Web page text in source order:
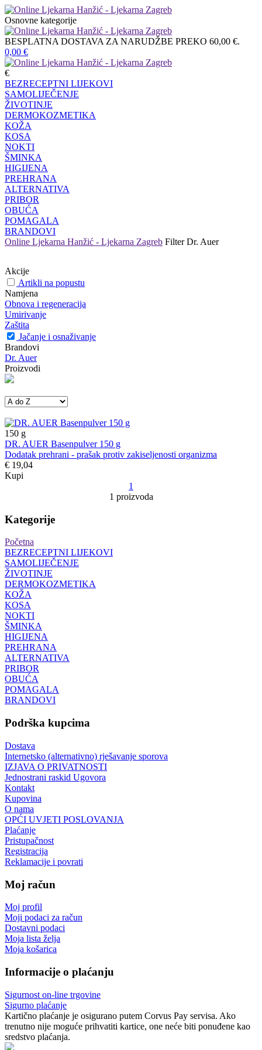
Osnovne kategorije
BESPLATNA DOSTAVA ZA NARUDŽBE PREKO 60,00 €.
0,00 €
€
BEZRECEPTNI LIJEKOVI
SAMOLIJEČENJE
ŽIVOTINJE
DERMOKOZMETIKA
KOŽA
KOSA
NOKTI
ŠMINKA
HIGIJENA
PREHRANA
ALTERNATIVA
PRIBOR
OBUĆA
POMAGALA
BRANDOVI
Online Ljekarna Hanžić - Ljekarna Zagreb Filter Dr. Auer
Akcije
Artikli na popustu
Namjena
Obnova i regeneracija
Umirivanje
Zaštita
Jačanje i osnaživanje
Brandovi
Dr. Auer
Proizvodi
150 g
DR. AUER Basenpulver 150 g
Dodatak prehrani - prašak protiv zakiseljenosti organizma
€ 19,04
Kupi
1
1 proizvoda
Kategorije
Početna
BEZRECEPTNI LIJEKOVI
SAMOLIJEČENJE
ŽIVOTINJE
DERMOKOZMETIKA
KOŽA
KOSA
NOKTI
ŠMINKA
HIGIJENA
PREHRANA
ALTERNATIVA
PRIBOR
OBUĆA
POMAGALA
BRANDOVI
Podrška kupcima
Dostava
Internetsko (alternativno) rješavanje sporova
IZJAVA O PRIVATNOSTI
Jednostrani raskid Ugovora
Kontakt
Kupovina
O nama
OPĆI UVJETI POSLOVANJA
Plaćanje
Pristupačnost
Registracija
Reklamacije i povrati
Moj račun
Moj profil
Moji podaci za račun
Dostavni podaci
Moja lista želja
Moja košarica
Informacije o plaćanju
Sigurnost on-line trgovine
Sigurno plaćanje
Kartično plaćanje je osigurano putem Corvus Pay servisa. Ako
trenutno nije moguće prihvatiti kartice, one neće biti ponuđene kao
sredstvo plaćanja.